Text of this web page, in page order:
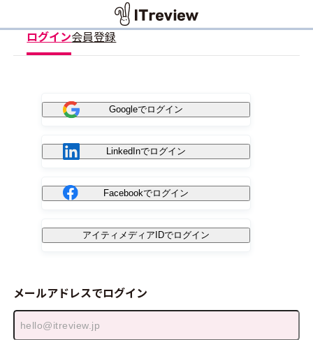
ログイン会員登録
Googleでログイン
LinkedInでログイン
Facebookでログイン
アイティメディアIDでログイン
メールアドレスでログイン